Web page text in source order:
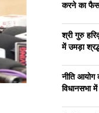
करने का
श्री गुरु
में उमड़ा
नीति आयोग
विधानसभा में